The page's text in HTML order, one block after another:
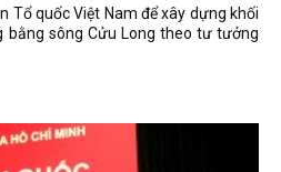
Tổ quốc Việt Nam để xây dựng khối
bằng sông Cửu Long theo tư tưởng